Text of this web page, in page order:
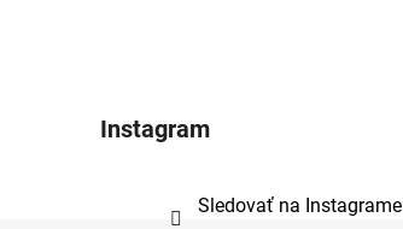
Instagram
Sledovať na Instagrame